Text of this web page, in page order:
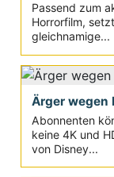
Passend zum
Horrorfilm,
gleichnamige...
Ärger wegen
Abonnenten
keine 4K und
von Disney...